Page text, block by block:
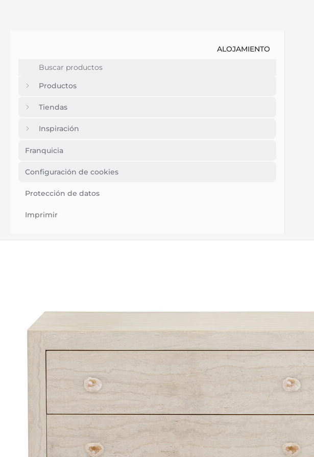
ALOJAMIENTO
Productos
Tiendas
Inspiración
Franquicia
Configuración de cookies
Protección de datos
Imprimir